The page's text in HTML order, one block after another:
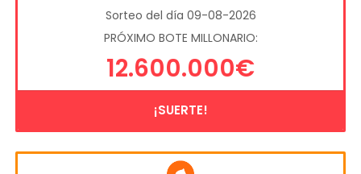
Sorteo del día 09-08-2026
PRÓXIMO BOTE MILLONARIO:
12.600.000€
¡SUERTE!